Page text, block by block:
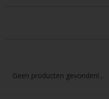
Geen producten gevonden!...